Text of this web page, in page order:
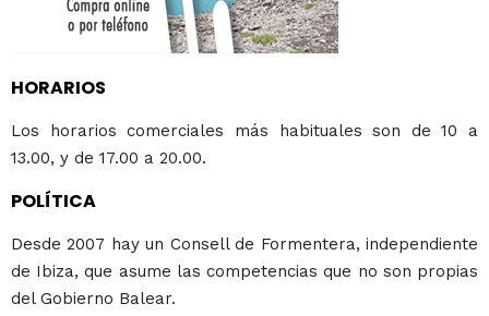
HORARIOS
Los horarios comerciales más habituales son de 10 a
13.00, y de 17.00 a 20.00.
POLÍTICA
Desde 2007 hay un Consell de Formentera, independiente
de Ibiza, que asume las competencias que no son propias
del Gobierno Balear.